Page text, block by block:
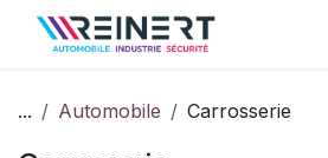
Se rendre au contenu
... Automobile Carrosserie